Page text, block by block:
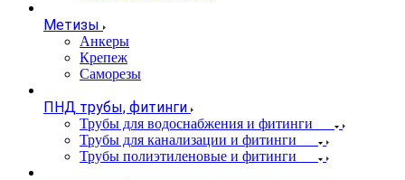
Метизы
Анкеры
Крепеж
Саморезы
ПНД трубы, фитинги
Трубы для водоснабжения и фитинги
Трубы для канализации и фитинги
Трубы полиэтиленовые и фитинги